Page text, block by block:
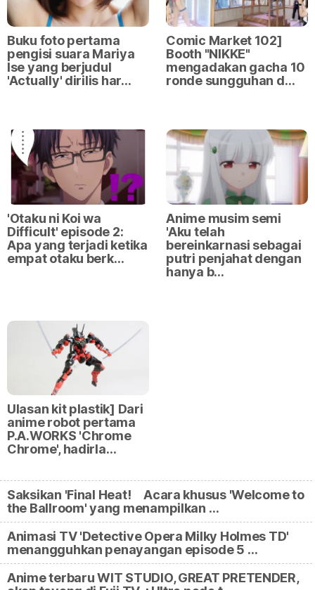
Buku foto pertama
pengisi suara Mariya
Ise yang berjudul
'Actually' dirilis har…
Comic Market 102]
Booth "NIKKE"
mengadakan gacha 10
ronde sungguhan d…
'Otaku ni Koi wa
Difficult' episode 2:
Apa yang terjadi ketika
empat otaku berk…
Anime musim semi
'Aku telah
bereinkarnasi sebagai
putri penjahat dengan
hanya b…
Ulasan kit plastik] Dari
anime robot pertama
P.A.WORKS 'Chrome
Chrome', hadirla…
Saksikan 'Final Heat! Acara khusus 'Welcome to
the Ballroom' yang menampilkan …
Animasi TV 'Detective Opera Milky Holmes TD'
menangguhkan penayangan episode 5 …
Anime terbaru WIT STUDIO, GREAT PRETENDER,